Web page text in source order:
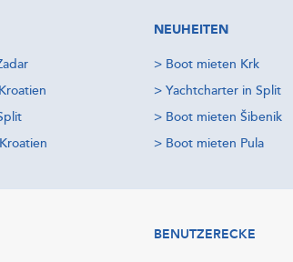
NEUHEITEN
> Boot mieten Krk
> Yachtcharter in Split
> Boot mieten Šibenik
> Boot mieten Pula
BENUTZERECKE